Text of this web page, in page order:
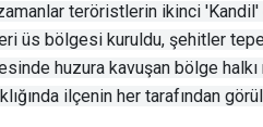
teröristlerin ikinci 'Kandil'
üs bölgesi kuruldu, şehitler
huzura kavuşan bölge
ilçenin her tarafından